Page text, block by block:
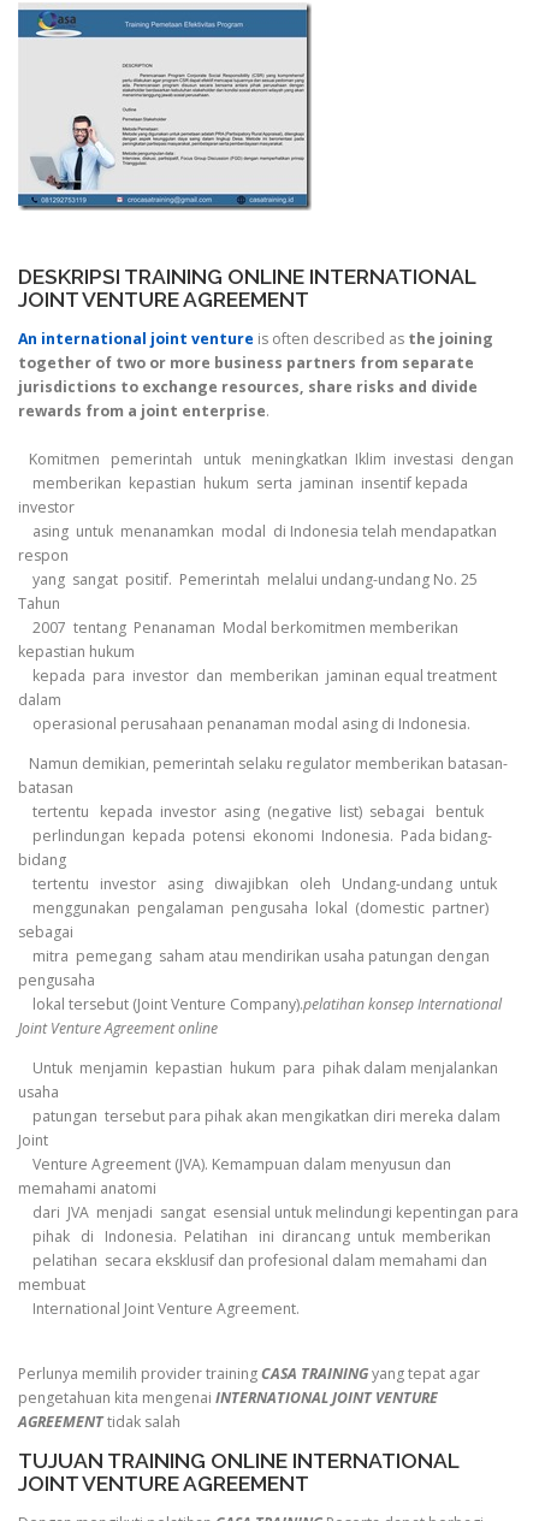
DESKRIPSI TRAINING ONLINE INTERNATIONAL
JOINT VENTURE AGREEMENT
An international joint venture is often described as the joining
together of two or more business partners from separate
jurisdictions to exchange resources, share risks and divide
rewards from a joint enterprise.
Komitmen pemerintah untuk meningkatkan Iklim investasi dengan
memberikan kepastian hukum serta jaminan insentif kepada
investor
asing untuk menanamkan modal di Indonesia telah mendapatkan
respon
yang sangat positif. Pemerintah melalui undang-undang No. 25
Tahun
2007 tentang Penanaman Modal berkomitmen memberikan
kepastian hukum
kepada para investor dan memberikan jaminan equal treatment
dalam
operasional perusahaan penanaman modal asing di Indonesia.
Namun demikian, pemerintah selaku regulator memberikan batasan-
batasan
tertentu kepada investor asing (negative list) sebagai bentuk
perlindungan kepada potensi ekonomi Indonesia. Pada bidang-
bidang
tertentu investor asing diwajibkan oleh Undang-undang untuk
menggunakan pengalaman pengusaha lokal (domestic partner)
sebagai
mitra pemegang saham atau mendirikan usaha patungan dengan
pengusaha
lokal tersebut (Joint Venture Company).pelatihan konsep International
Joint Venture Agreement online
Untuk menjamin kepastian hukum para pihak dalam menjalankan
usaha
patungan tersebut para pihak akan mengikatkan diri mereka dalam
Joint
Venture Agreement (JVA). Kemampuan dalam menyusun dan
memahami anatomi
dari JVA menjadi sangat esensial untuk melindungi kepentingan para
pihak di Indonesia. Pelatihan ini dirancang untuk memberikan
pelatihan secara eksklusif dan profesional dalam memahami dan
membuat
International Joint Venture Agreement.
Perlunya memilih provider trainingCASA TRAININGyang tepat agar
pengetahuan kita mengenai INTERNATIONAL JOINT VENTURE
AGREEMENTtidak salah
TUJUAN TRAINING ONLINE INTERNATIONAL
JOINT VENTURE AGREEMENT